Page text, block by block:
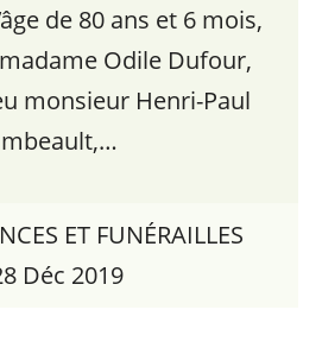
de 80 ans et 6 mois,
Odile Dufour,
monsieur Henri-Paul
ET FUNÉRAILLES
Déc 2019